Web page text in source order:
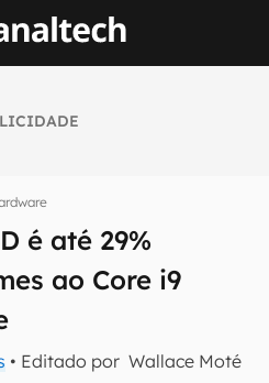
é até 29%
ao Core i9
• Editado por Wallace Moté
tecnologia em primeira
se